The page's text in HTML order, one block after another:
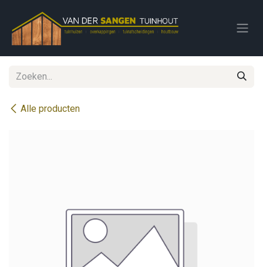
Alle producten